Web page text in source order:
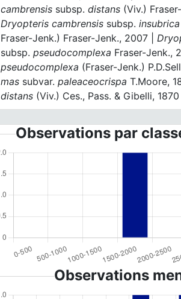
cambrensis subsp. distans (Viv.)
Dryopteris cambrensis subsp. insubrica
Fraser-Jenk.) Fraser-Jenk., 2007 |
subsp. pseudocomplexa Fraser-Jenk.,
pseudocomplexa (Fraser-Jenk.)
mas subvar. paleaceocrispa T.Moore,
distans (Viv.) Ces., Pass. & Gibelli,
Observations par
Observations